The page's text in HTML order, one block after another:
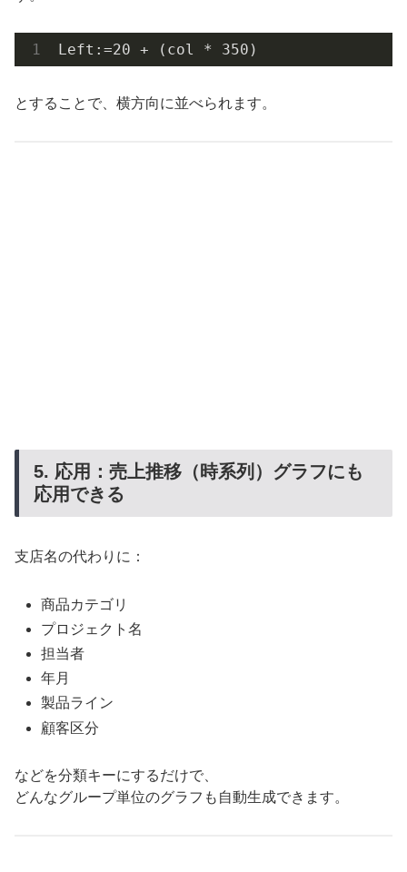
Left:=20 + (col * 350 )
とすることで、横方向に並べられます。
5. 応用：売上推移（時系列）グラフにも
応用できる
支店名の代わりに：
商品カテゴリ
プロジェクト名
担当者
年月
製品ライン
顧客区分
などを分類キーにするだけで、
どんなグループ単位のグラフも自動生成できます。